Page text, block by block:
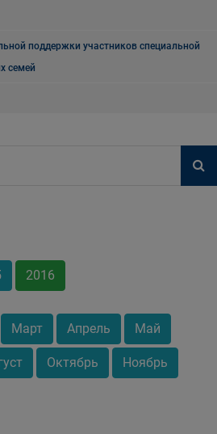
поддержки участников специальной
семей
2016
Март Апрель Май
Октябрь Ноябрь